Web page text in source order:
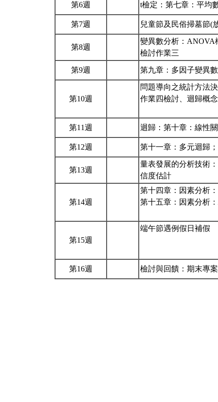
第6週 t檢定：第七章：平均
第7週 兒童節及民俗掃墓節(
第8週
變異數分析：ANOVA
檢討作業三
第9週 第九章：多因子變異
第10週
問題導向之統計方法
作業四檢討、迴歸概
第11週 迴歸：第十章：線性
第12週 第十一章：多元迴歸
第13週
量表發展的分析技術
信度估計
第14週
第十四章：因素分析
第十五章：因素分析
第15週
端午節遇例假日補假
第16週 檢討與回饋：期末專